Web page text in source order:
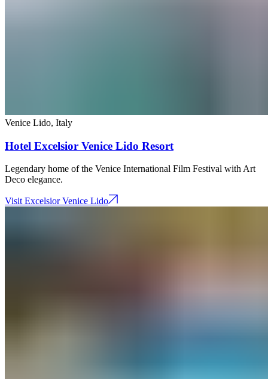
Venice Lido​​​​‌ ‍ ​‍​‍‌‍ ‌ ​‍‌‍‍‌‌‍‌ ‌‍‍‌‌‍ ‍​‍​‍​ ‍‍​‍​‍‌ ​ ‌‍​‌‌‍ ‍‌‍‍‌‌ ‌​‌ ‍‌​‍ ‍‌‍‍‌‌‍ ​‍​‍​‍ ​​‍​‍‌‍‍​‌ ​‍‌‍‌‌‌‍‌‍​‍​‍​ ‍‍​‍​‍‌‍‍​‌ ‌​‌ ‌​‌ ​​‌ ​ ​ ‍‍​‍ ​‍ ‌‍ ​​‍ ‌‌‍​‌‌‍ ‍‌‍‌​​‍ ‌‌ ​‍​‍ ‌‌‍‍​‌‍ ‌ ‌​‌‍‌‌‌‍ ​‌ ​ ​‍ ‌‌ ​ ‌ ‌​‌ ‌‌‌‍‌​‌‍‍‌‌‍ ​‍ ‍‌ ‌‍‌‍‌‌‌ ​‍‌‍​ ‌‍‌‌‌‍ ​​‍ ‍‌‍​‌‌ ​​‌ ​​​‍ ‌‍‍‌‌‍ ‍‌ ‌​‌‍‌‌‌‍ ‍‌ ‌​​‍ ‌‍‌‌‌‍‌​‌‍‍‌‌ ‌​​‍ ‌‍ ‌‌‍ ‌‍‌​‌‍‌‌​ ‌‌ ​​‌ ​‍‌‍‌‌‌ ​ ‌‍‌‌‌‍ ‍‌ ‌​‌‍​‌‌ ‌​‌‍‍‌‌‍ ‌‍ ‍​ ‍ ‌‍‍‌‌‍‌​​ ‌​ ‌‍‌‍‌‌​ ‍​​ ‌‌​ ‌ ​ ​‍​ ‌‍‌‍​ ​‍ ‌​ ​ ​ ‌‍‌‍‌‍​ ​‌​‍ ‌​ ‌​​ ‌‌​ ​‌​ ​ ​‍ ‌​ ‍​​ ‍​‌‍‌​​ ​‌​‍ ‌‌‍‌‍​ ‌​​ ​​‌‍​ ​ ​‌​ ‌‍​ ​ ‌‍​ ​ ‍‌‌‍‌​‌‍​‍​ ‌ ​ ‍ ‌ ‌​‌ ‍‌‌ ​​‌‍‌‌​ ‌‌‍‍​‌‍ ‌ ‌​‌‍‌‌‌‍ ​​ ‍ ‌ ​​‌‍​‌‌ ‌​‌‍‍​​ ‌‌‍ ​‌‍ ‌‍​ ‌‍​‌‌ ‌​‌‍‍‌‌‍ ‌‍ ‍​ ‌‍​‍‌‍​‌‌ ​ ‌‍‌‌‌‌‌‌‌ ​‍‌‍ ​​ ‌‌‍‍​‌ ‌​‌ ‌​‌ ​​‌ ​ ​‍‌‌​ ​ ‌​​‌​‍‌‌​ ​‍‌​‌‍​‍‌‌​ ​‍‌​‌‍‌‍ ​​‍ ‌‌‍​‌‌‍ ‍‌‍‌​​‍ ‌‌ ​‍​‍ ‌‌‍‍​‌‍ ‌ ‌​‌‍‌‌‌‍ ​‌ ​ ​‍ ‌‌ ​ ‌ ‌​‌ ‌‌‌‍‌​‌‍‍‌‌‍ ​‍ ‍‌ ‌‍‌‍‌‌‌ ​‍‌‍​ ‌‍‌‌‌‍ ​​‍ ‍‌‍​‌‌ ​​‌ ​​​‍‌‍‌‍‍‌‌‍‌​​ ‌​ ‌‍‌‍‌‌​ ‍​​ ‌‌​ ‌ ​ ​‍​ ‌‍‌‍​ ​‍ ‌​ ​ ​ ‌‍‌‍‌‍​ ​‌​‍ ‌​ ‌​​ ‌‌​ ​‌​ ​ ​‍ ‌​ ‍​​ ‍​‌‍‌​​ ​‌​‍ ‌‌‍‌‍​ ‌​​ ​​‌‍​ ​ ​‌​ ‌‍​ ​ ‌‍​ ​ ‍‌‌‍‌​‌‍​‍​ ‌ ​‍‌‍‌ ‌​‌ ‍‌‌ ​​‌‍‌‌​ ‌‌‍‍​‌‍ ‌ ‌​‌‍‌‌‌‍ ​​‍‌‍‌ ​​‌‍​‌‌ ‌​‌‍‍​​ ‌‌‍ ​‌‍ ‌‍​ ‌‍​‌‌ ‌​‌‍‍‌‌‍ ‌‍ ‍​‍‌‍‌ ​​‌‍‌‌‌ ​‍‌ ​ ‌ ​​‌‍‌‌‌‍​ ‌ ‌​‌‍‍‌‌ ‌‍‌‍‌‌​ ‌‌ ​​‌ ‌‌‌‍​‍‌‍ ​‌‍‍‌‌ ​ ‌‍‍​‌‍‌‌‌‍‌​​‍​‍‌ ‌, Italy​​​​‌ ‍ ​‍​‍‌‍ ‌ ​‍‌‍‍‌‌‍‌ ‌‍‍‌‌‍ ‍​‍​‍​ ‍‍​‍​‍‌ ​ ‌‍​‌‌‍ ‍‌‍‍‌‌ ‌​‌ ‍‌​‍ ‍‌‍‍‌‌‍ ​‍​‍​‍ ​​‍​‍‌‍‍​‌ ​‍‌‍‌‌‌‍‌‍​‍​‍​ ‍‍​‍​‍‌‍‍​‌ ‌​‌ ‌​‌ ​​‌ ​ ​ ‍‍​‍ ​‍ ‌‍ ​​‍ ‌‌‍​‌‌‍ ‍‌‍‌​​‍ ‌‌ ​‍​‍ ‌‌‍‍​‌‍ ‌ ‌​‌‍‌‌‌‍ ​‌ ​ ​‍ ‌‌ ​ ‌ ‌​‌ ‌‌‌‍‌​‌‍‍‌‌‍ ​‍ ‍‌ ‌‍‌‍‌‌‌ ​‍‌‍​ ‌‍‌‌‌‍ ​​‍ ‍‌‍​‌‌ ​​‌ ​​​‍ ‌‍‍‌‌‍ ‍‌ ‌​‌‍‌‌‌‍ ‍‌ ‌​​‍ ‌‍‌‌‌‍‌​‌‍‍‌‌ ‌​​‍ ‌‍ ‌‌‍ ‌‍‌​‌‍‌‌​ ‌‌ ​​‌ ​‍‌‍‌‌‌ ​ ‌‍‌‌‌‍ ‍‌ ‌​‌‍​‌‌ ‌​‌‍‍‌‌‍ ‌‍ ‍​ ‍ ‌‍‍‌‌‍‌​​ ‌​ ‍​​ ​‍​ ‍​‌‍​ ‌‍​ ​ ​‌​ ​ ​ ​​​‍ ‌​ ‍​‌‍​ ‌‍‌‍‌‍​‍​‍ ‌​ ‌​​ ‌‌‌‍‌​​ ‌‍​‍ ‌‌‍​‌‌‍‌‌​ ‌ ​ ‌‌​‍ ‌‌‍​‌​ ‌‌​ ​​​ ‌​​ ​‌​ ‌‌‌‍‌​​ ​‍‌‍‌‌​ ‌​‌‍​‍‌‍​ ​ ‍ ‌ ‌​‌ ‍‌‌ ​​‌‍‌‌​ ‌‌‍​ ‌‍ ‌ ‌‌‌‍ ‍‌ ‌​‌ ​‍‌ ‍‌​ ‍ ‌ ​​‌‍​‌‌ ‌​‌‍‍​​ ‌‌ ‌​‌‍‍‌‌ ‌​‌‍ ​‌‍‌‌​ ‌‍​‍‌‍​‌‌ ​ ‌‍‌‌‌‌‌‌‌ ​‍‌‍ ​​ ‌‌‍‍​‌ ‌​‌ ‌​‌ ​​‌ ​ ​‍‌‌​ ​ ‌​​‌​‍‌‌​ ​‍‌​‌‍​‍‌‌​ ​‍‌​‌‍‌‍ ​​‍ ‌‌‍​‌‌‍ ‍‌‍‌​​‍ ‌‌ ​‍​‍ ‌‌‍‍​‌‍ ‌ ‌​‌‍‌‌‌‍ ​‌ ​ ​‍ ‌‌ ​ ‌ ‌​‌ ‌‌‌‍‌​‌‍‍‌‌‍ ​‍ ‍‌ ‌‍‌‍‌‌‌ ​‍‌‍​ ‌‍‌‌‌‍ ​​‍ ‍‌‍​‌‌ ​​‌ ​​​‍‌‍‌‍‍‌‌‍‌​​ ‌​ ‍​​ ​‍​ ‍​‌‍​ ‌‍​ ​ ​‌​ ​ ​ ​​​‍ ‌​ ‍​‌‍​ ‌‍‌‍‌‍​‍​‍ ‌​ ‌​​ ‌‌‌‍‌​​ ‌‍​‍ ‌‌‍​‌‌‍‌‌​ ‌ ​ ‌‌​‍ ‌‌‍​‌​ ‌‌​ ​​​ ‌​​ ​‌​ ‌‌‌‍‌​​ ​‍‌‍‌‌​ ‌​‌‍​‍‌‍​ ​‍‌‍‌ ‌​‌ ‍‌‌ ​​‌‍‌‌​ ‌‌‍​ ‌‍ ‌ ‌‌‌‍ ‍‌ ‌​‌ ​‍‌ ‍‌​‍‌‍‌ ​​‌‍​‌‌ ‌​‌‍‍​​ ‌‌ ‌​‌‍‍‌‌ ‌​‌‍ ​‌‍‌‌​‍‌‍‌ ​​‌‍‌‌‌ ​‍‌ ​ ‌ ​​‌‍‌‌‌‍​ ‌ ‌​‌‍‍‌‌ ‌‍‌‍‌‌​ ‌‌ ​​‌ ‌‌‌‍​‍‌‍ ​‌‍‍‌‌ ​ ‌‍‍​‌‍‌‌‌‍‌​​‍​‍‌ ‌
Hotel Excelsior Venice Lido Resort​​​​‌ ‍ ​‍​‍‌‍ ‌ ​‍‌‍‍‌‌‍‌ ‌‍‍‌‌‍ ‍​‍​‍​ ‍‍​‍​‍‌ ​ ‌‍​‌‌‍ ‍‌‍‍‌‌ ‌​‌ ‍‌​‍ ‍‌‍‍‌‌‍ ​‍​‍​‍ ​​‍​‍‌‍‍​‌ ​‍‌‍‌‌‌‍‌‍​‍​‍​ ‍‍​‍​‍‌‍‍​‌ ‌​‌ ‌​‌ ​​‌ ​ ​ ‍‍​‍ ​‍ ‌‍ ​​‍ ‌‌‍​‌‌‍ ‍‌‍‌​​‍ ‌‌ ​‍​‍ ‌‌‍‍​‌‍ ‌ ‌​‌‍‌‌‌‍ ​‌ ​ ​‍ ‌‌ ​ ‌ ‌​‌ ‌‌‌‍‌​‌‍‍‌‌‍ ​‍ ‍‌ ‌‍‌‍‌‌‌ ​‍‌‍​ ‌‍‌‌‌‍ ​​‍ ‍‌‍​‌‌ ​​‌ ​​​‍ ‌‍‍‌‌‍ ‍‌ ‌​‌‍‌‌‌‍ ‍‌ ‌​​‍ ‌‍‌‌‌‍‌​‌‍‍‌‌ ‌​​‍ ‌‍ ‌‌‍ ‌‍‌​‌‍‌‌​ ‌‌ ​​‌ ​‍‌‍‌‌‌ ​ ‌‍‌‌‌‍ ‍‌ ‌​‌‍​‌‌ ‌​‌‍‍‌‌‍ ‌‍ ‍​ ‍ ‌‍‍‌‌‍‌​​ ‌​ ‌‍‌‍‌‌​ ‍​​ ‌‌​ ‌ ​ ​‍​ ‌‍‌‍​ ​‍ ‌​ ​ ​ ‌‍‌‍‌‍​ ​‌​‍ ‌​ ‌​​ ‌‌​ ​‌​ ​ ​‍ ‌​ ‍​​ ‍​‌‍‌​​ ​‌​‍ ‌‌‍‌‍​ ‌​​ ​​‌‍​ ​ ​‌​ ‌‍​ ​ ‌‍​ ​ ‍‌‌‍‌​‌‍​‍​ ‌ ​ ‍ ‌ ‌​‌ ‍‌‌ ​​‌‍‌‌​ ‌‌‍‍​‌‍ ‌ ‌​‌‍‌‌‌‍ ​​ ‍ ‌ ​​‌‍​‌‌ ‌​‌‍‍​​ ‌‌ ‌​‌‍‍‌‌ ‌​‌‍ ​‌‍‌‌​ ‌‍​‍‌‍​‌‌ ​ ‌‍‌‌‌‌‌‌‌ ​‍‌‍ ​​ ‌‌‍‍​‌ ‌​‌ ‌​‌ ​​‌ ​ ​‍‌‌​ ​ ‌​​‌​‍‌‌​ ​‍‌​‌‍​‍‌‌​ ​‍‌​‌‍‌‍ ​​‍ ‌‌‍​‌‌‍ ‍‌‍‌​​‍ ‌‌ ​‍​‍ ‌‌‍‍​‌‍ ‌ ‌​‌‍‌‌‌‍ ​‌ ​ ​‍ ‌‌ ​ ‌ ‌​‌ ‌‌‌‍‌​‌‍‍‌‌‍ ​‍ ‍‌ ‌‍‌‍‌‌‌ ​‍‌‍​ ‌‍‌‌‌‍ ​​‍ ‍‌‍​‌‌ ​​‌ ​​​‍‌‍‌‍‍‌‌‍‌​​ ‌​ ‌‍‌‍‌‌​ ‍​​ ‌‌​ ‌ ​ ​‍​ ‌‍‌‍​ ​‍ ‌​ ​ ​ ‌‍‌‍‌‍​ ​‌​‍ ‌​ ‌​​ ‌‌​ ​‌​ ​ ​‍ ‌​ ‍​​ ‍​‌‍‌​​ ​‌​‍ ‌‌‍‌‍​ ‌​​ ​​‌‍​ ​ ​‌​ ‌‍​ ​ ‌‍​ ​ ‍‌‌‍‌​‌‍​‍​ ‌ ​‍‌‍‌ ‌​‌ ‍‌‌ ​​‌‍‌‌​ ‌‌‍‍​‌‍ ‌ ‌​‌‍‌‌‌‍ ​​‍‌‍‌ ​​‌‍​‌‌ ‌​‌‍‍​​ ‌‌ ‌​‌‍‍‌‌ ‌​‌‍ ​‌‍‌‌​‍‌‍‌ ​​‌‍‌‌‌ ​‍‌ ​ ‌ ​​‌‍‌‌‌‍​ ‌ ‌​‌‍‍‌‌ ‌‍‌‍‌‌​ ‌‌ ​​‌ ‌‌‌‍​‍‌‍ ​‌‍‍‌‌ ​ ‌‍‍​‌‍‌‌‌‍‌​​‍​‍‌ ‌
Legendary home of the Venice International Film Festival with Art
Deco elegance.​​​​‌ ‍ ​‍​‍‌‍ ‌ ​‍‌‍‍‌‌‍‌ ‌‍‍‌‌‍ ‍​‍​‍​ ‍‍​‍​‍‌ ​ ‌‍​‌‌‍ ‍‌‍‍‌‌ ‌​‌ ‍‌​‍ ‍‌‍‍‌‌‍ ​‍​‍​‍ ​​‍​‍‌‍‍​‌ ​‍‌‍‌‌‌‍‌‍​‍​‍​ ‍‍​‍​‍‌‍‍​‌ ‌​‌ ‌​‌ ​​‌ ​ ​ ‍‍​‍ ​‍ ‌‍ ​​‍ ‌‌‍​‌‌‍ ‍‌‍‌​​‍ ‌‌ ​‍​‍ ‌‌‍‍​‌‍ ‌ ‌​‌‍‌‌‌‍ ​‌ ​ ​‍ ‌‌ ​ ‌ ‌​‌ ‌‌‌‍‌​‌‍‍‌‌‍ ​‍ ‍‌ ‌‍‌‍‌‌‌ ​‍‌‍​ ‌‍‌‌‌‍ ​​‍ ‍‌‍​‌‌ ​​‌ ​​​‍ ‌‍‍‌‌‍ ‍‌ ‌​‌‍‌‌‌‍ ‍‌ ‌​​‍ ‌‍‌‌‌‍‌​‌‍‍‌‌ ‌​​‍ ‌‍ ‌‌‍ ‌‍‌​‌‍‌‌​ ‌‌ ​​‌ ​‍‌‍‌‌‌ ​ ‌‍‌‌‌‍ ‍‌ ‌​‌‍​‌‌ ‌​‌‍‍‌‌‍ ‌‍ ‍​ ‍ ‌‍‍‌‌‍‌​​ ‌​ ‌‍‌‍‌‌​ ‍​​ ‌‌​ ‌ ​ ​‍​ ‌‍‌‍​ ​‍ ‌​ ​ ​ ‌‍‌‍‌‍​ ​‌​‍ ‌​ ‌​​ ‌‌​ ​‌​ ​ ​‍ ‌​ ‍​​ ‍​‌‍‌​​ ​‌​‍ ‌‌‍‌‍​ ‌​​ ​​‌‍​ ​ ​‌​ ‌‍​ ​ ‌‍​ ​ ‍‌‌‍‌​‌‍​‍​ ‌ ​ ‍ ‌ ‌​‌ ‍‌‌ ​​‌‍‌‌​ ‌‌‍‍​‌‍ ‌ ‌​‌‍‌‌‌‍ ​​ ‍ ‌ ​​‌‍​‌‌ ‌​‌‍‍​​ ‌‌‍‌‌‌ ‍​‌‍​ ‌‍‌‌‌ ​‍‌ ​​‌ ‌​​ ‌‍​‍‌‍​‌‌ ​ ‌‍‌‌‌‌‌‌‌ ​‍‌‍ ​​ ‌‌‍‍​‌ ‌​‌ ‌​‌ ​​‌ ​ ​‍‌‌​ ​ ‌​​‌​‍‌‌​ ​‍‌​‌‍​‍‌‌​ ​‍‌​‌‍‌‍ ​​‍ ‌‌‍​‌‌‍ ‍‌‍‌​​‍ ‌‌ ​‍​‍ ‌‌‍‍​‌‍ ‌ ‌​‌‍‌‌‌‍ ​‌ ​ ​‍ ‌‌ ​ ‌ ‌​‌ ‌‌‌‍‌​‌‍‍‌‌‍ ​‍ ‍‌ ‌‍‌‍‌‌‌ ​‍‌‍​ ‌‍‌‌‌‍ ​​‍ ‍‌‍​‌‌ ​​‌ ​​​‍‌‍‌‍‍‌‌‍‌​​ ‌​ ‌‍‌‍‌‌​ ‍​​ ‌‌​ ‌ ​ ​‍​ ‌‍‌‍​ ​‍ ‌​ ​ ​ ‌‍‌‍‌‍​ ​‌​‍ ‌​ ‌​​ ‌‌​ ​‌​ ​ ​‍ ‌​ ‍​​ ‍​‌‍‌​​ ​‌​‍ ‌‌‍‌‍​ ‌​​ ​​‌‍​ ​ ​‌​ ‌‍​ ​ ‌‍​ ​ ‍‌‌‍‌​‌‍​‍​ ‌ ​‍‌‍‌ ‌​‌ ‍‌‌ ​​‌‍‌‌​ ‌‌‍‍​‌‍ ‌ ‌​‌‍‌‌‌‍ ​​‍‌‍‌ ​​‌‍​‌‌ ‌​‌‍‍​​ ‌‌‍‌‌‌ ‍​‌‍​ ‌‍‌‌‌ ​‍‌ ​​‌ ‌​​‍‌‍‌ ​​‌‍‌‌‌ ​‍‌ ​ ‌ ​​‌‍‌‌‌‍​ ‌ ‌​‌‍‍‌‌ ‌‍‌‍‌‌​ ‌‌ ​​‌ ‌‌‌‍​‍‌‍ ​‌‍‍‌‌ ​ ‌‍‍​‌‍‌‌‌‍‌​​‍​‍‌ ‌
Visit Excelsior Venice Lido​​​​‌ ‍ ​‍​‍‌‍ ‌ ​‍‌‍‍‌‌‍‌ ‌‍‍‌‌‍ ‍​‍​‍​ ‍‍​‍​‍‌ ​ ‌‍​‌‌‍ ‍‌‍‍‌‌ ‌​‌ ‍‌​‍ ‍‌‍‍‌‌‍ ​‍​‍​‍ ​​‍​‍‌‍‍​‌ ​‍‌‍‌‌‌‍‌‍​‍​‍​ ‍‍​‍​‍‌‍‍​‌ ‌​‌ ‌​‌ ​​‌ ​ ​ ‍‍​‍ ​‍ ‌‍ ​​‍ ‌‌‍​‌‌‍ ‍‌‍‌​​‍ ‌‌ ​‍​‍ ‌‌‍‍​‌‍ ‌ ‌​‌‍‌‌‌‍ ​‌ ​ ​‍ ‌‌ ​ ‌ ‌​‌ ‌‌‌‍‌​‌‍‍‌‌‍ ​‍ ‍‌ ‌‍‌‍‌‌‌ ​‍‌‍​ ‌‍‌‌‌‍ ​​‍ ‍‌‍​‌‌ ​​‌ ​​​‍ ‌‍‍‌‌‍ ‍‌ ‌​‌‍‌‌‌‍ ‍‌ ‌​​‍ ‌‍‌‌‌‍‌​‌‍‍‌‌ ‌​​‍ ‌‍ ‌‌‍ ‌‍‌​‌‍‌‌​ ‌‌ ​​‌ ​‍‌‍‌‌‌ ​ ‌‍‌‌‌‍ ‍‌ ‌​‌‍​‌‌ ‌​‌‍‍‌‌‍ ‌‍ ‍​ ‍ ‌‍‍‌‌‍‌​​ ‌​ ‌‍‌‍‌‌​ ‍​​ ‌‌​ ‌ ​ ​‍​ ‌‍‌‍​ ​‍ ‌​ ​ ​ ‌‍‌‍‌‍​ ​‌​‍ ‌​ ‌​​ ‌‌​ ​‌​ ​ ​‍ ‌​ ‍​​ ‍​‌‍‌​​ ​‌​‍ ‌‌‍‌‍​ ‌​​ ​​‌‍​ ​ ​‌​ ‌‍​ ​ ‌‍​ ​ ‍‌‌‍‌​‌‍​‍​ ‌ ​ ‍ ‌ ‌​‌ ‍‌‌ ​​‌‍‌‌​ ‌‌‍‍​‌‍ ‌ ‌​‌‍‌‌‌‍ ​​ ‍ ‌ ​​‌‍​‌‌ ‌​‌‍‍​​ ‌‌ ‌ ‌‍‌‌‌‍​‍‌ ​ ‌‍‍‌‌ ‌​‌‍‌‌‌​​ ‌ ‌​‌‍​‌​‍ ‍‌‍ ​‌‍​‌‌‍​‍‌‍‌‌‌‍ ​​ ‌‍​‍‌‍​‌‌ ​ ‌‍‌‌‌‌‌‌‌ ​‍‌‍ ​​ ‌‌‍‍​‌ ‌​‌ ‌​‌ ​​‌ ​ ​‍‌‌​ ​ ‌​​‌​‍‌‌​ ​‍‌​‌‍​‍‌‌​ ​‍‌​‌‍‌‍ ​​‍ ‌‌‍​‌‌‍ ‍‌‍‌​​‍ ‌‌ ​‍​‍ ‌‌‍‍​‌‍ ‌ ‌​‌‍‌‌‌‍ ​‌ ​ ​‍ ‌‌ ​ ‌ ‌​‌ ‌‌‌‍‌​‌‍‍‌‌‍ ​‍ ‍‌ ‌‍‌‍‌‌‌ ​‍‌‍​ ‌‍‌‌‌‍ ​​‍ ‍‌‍​‌‌ ​​‌ ​​​‍‌‍‌‍‍‌‌‍‌​​ ‌​ ‌‍‌‍‌‌​ ‍​​ ‌‌​ ‌ ​ ​‍​ ‌‍‌‍​ ​‍ ‌​ ​ ​ ‌‍‌‍‌‍​ ​‌​‍ ‌​ ‌​​ ‌‌​ ​‌​ ​ ​‍ ‌​ ‍​​ ‍​‌‍‌​​ ​‌​‍ ‌‌‍‌‍​ ‌​​ ​​‌‍​ ​ ​‌​ ‌‍​ ​ ‌‍​ ​ ‍‌‌‍‌​‌‍​‍​ ‌ ​‍‌‍‌ ‌​‌ ‍‌‌ ​​‌‍‌‌​ ‌‌‍‍​‌‍ ‌ ‌​‌‍‌‌‌‍ ​​‍‌‍‌ ​​‌‍​‌‌ ‌​‌‍‍​​ ‌‌ ‌ ‌‍‌‌‌‍​‍‌ ​ ‌‍‍‌‌ ‌​‌‍‌‌‌​​ ‌ ‌​‌‍​‌​‍ ‍‌‍ ​‌‍​‌‌‍​‍‌‍‌‌‌‍ ​​‍‌‍‌ ​​‌‍‌‌‌ ​‍‌ ​ ‌ ​​‌‍‌‌‌‍​ ‌ ‌​‌‍‍‌‌ ‌‍‌‍‌‌​ ‌‌ ​​‌ ‌‌‌‍​‍‌‍ ​‌‍‍‌‌ ​ ‌‍‍​‌‍‌‌‌‍‌​​‍​‍‌ ‌